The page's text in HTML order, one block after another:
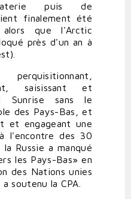
puis de
finalement été
que l'Arctic
près d'un an à
saisissant et
Sunrise sans le
des Pays-Bas, et
et engageant une
l'encontre des 30
Russie a manqué
les Pays-Bas» en
des Nations unies
soutenu la CPA.